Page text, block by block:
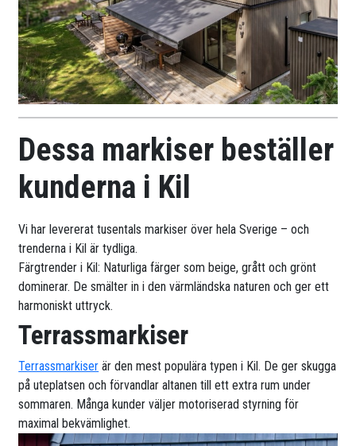
Dessa markiser beställer
kunderna i Kil
Vi har levererat tusentals markiser över hela Sverige – och
trenderna i Kil är tydliga.
Färgtrender i Kil: Naturliga färger som beige, grått och grönt
dominerar. De smälter in i den värmländska naturen och ger ett
harmoniskt uttryck.
Terrassmarkiser
Terrassmarkiser är den mest populära typen i Kil. De ger skugga
på uteplatsen och förvandlar altanen till ett extra rum under
sommaren. Många kunder väljer motoriserad styrning för
maximal bekvämlighet.